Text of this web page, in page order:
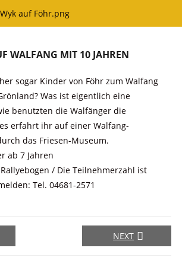
WALFANG MIT 10 JAHREN
sogar Kinder von Föhr zum Walfang
Was ist eigentlich eine
benutzten die Walfänger die
erfahrt ihr auf einer Walfang-
das Friesen-Museum.
ab 7 Jahren
/ Die Teilnehmerzahl ist
Tel. 04681-2571
NEXT